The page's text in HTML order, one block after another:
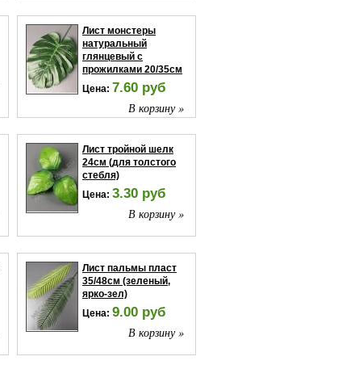
Лист монстеры
натуральный
глянцевый с
прожилками 20/35см
Цена: 7.60 руб
В корзину »
Лист тройной шелк
24см (для толстого
стебля)
Цена: 3.30 руб
В корзину »
Лист пальмы пласт
35/48см (зеленый,
ярко-зел)
Цена: 9.00 руб
В корзину »